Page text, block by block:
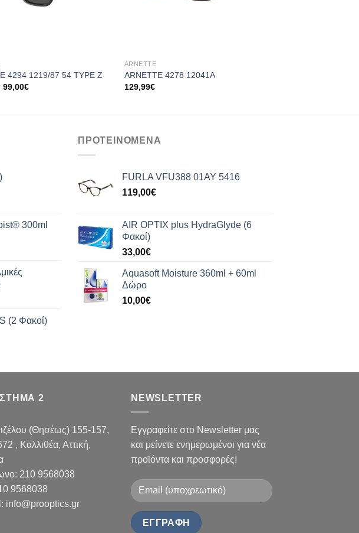
4294 1219/87 54 TYPE Z
Original
99,00€Η
ARNETTE
ARNETTE 4278 12041A
129,99€
300ml
(2 Φακοί)
ΠΡΟΤΕΙΝΟΜΕΝΑ
FURLA VFU388 01AY 5416
119,00€
AIR OPTIX plus HydraGlyde (6
Φακοί)
33,00€
Aquasoft Moisture 360ml + 60ml
Δώρο
10,00€
2
(Θησέως) 155-157,
, Καλλιθέα, Αττική,
210 9568038
9568038
: info@prooptics.gr
NEWSLETTER
Εγγραφείτε στο Newsletter μας
και μείνετε ενημερωμένοι για νέα
προϊόντα και προσφορές!